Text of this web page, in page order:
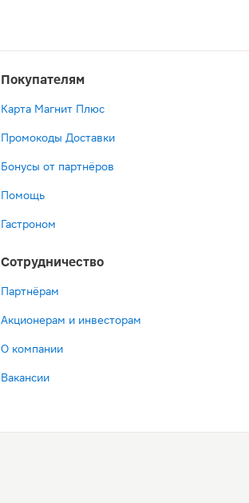
Покупателям
Карта Магнит Плюс
Промокоды Доставки
Бонусы от партнёров
Помощь
Гастроном
Сотрудничество
Партнёрам
Акционерам и инвесторам
О компании
Вакансии